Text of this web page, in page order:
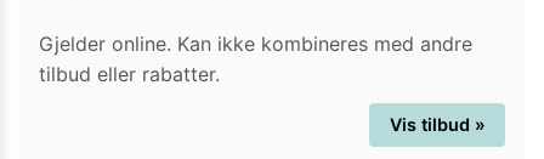
Gjelder online. Kan ikke kombineres med andre
tilbud eller rabatter.
Vis tilbud »